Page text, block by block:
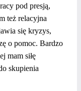
pod presją,
też relacyjna
się kryzys,
o pomoc. Bardzo
mam siłę
skupienia